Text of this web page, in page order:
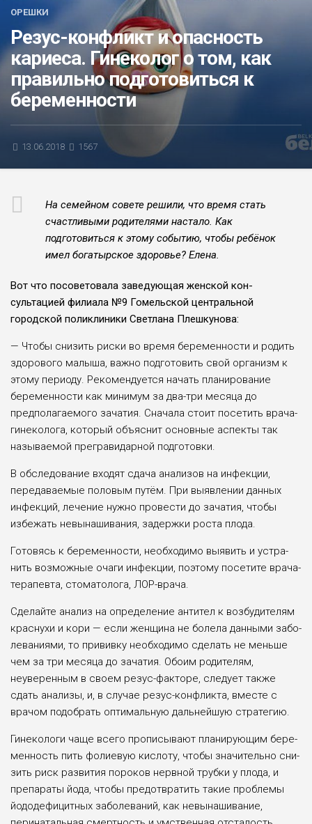
БЛИЦ-ОПРОС
АФИША
ОРЕШКИ
Резус-конфликт и опасность
кариеса. Гинеколог о том, как
правильно подготовиться к
беременности
13.06.2018 1567
На семейном совете решили, что время стать
счастли­выми родителями настало. Как
подготовиться к этому со­бытию, чтобы ребёнок
имел богатырское здоровье? Елена.
Вот что посоветовала заведующая женской кон­
сультацией филиала №9 Гомельской центральной
городской поликлиники Светлана Плешкунова:
— Чтобы снизить риски во время беременности и родить
здорового малыша, важно под­готовить свой организм к
это­му периоду. Рекомендуется начать планирование
беремен­ности как минимум за два-три месяца до
предполагаемого зачатия. Сначала стоит посе­тить врача-
гинеколога, кото­рый объяснит основные аспек­ты так
называемой преграви­дарной подготовки.
В обследование входят сда­ча анализов на инфекции,
передаваемые половым путём. При выявлении данных
инфек­ций, лечение нужно провести до зачатия, чтобы
избежать невынашивания, задержки роста плода.
Готовясь к беременности, необходимо выявить и устра­
нить возможные очаги инфек­ции, поэтому посетите врача-
терапевта, стоматолога, ЛОР-врача.
Сделайте анализ на опреде­ление антител к возбудителям
краснухи и кори — если жен­щина не болела данными забо­
леваниями, то прививку необ­ходимо сделать не меньше
чем за три месяца до зачатия. Обо­им родителям,
неуверенным в своем резус-факторе, следует также
сдать анализы, и, в слу­чае резус-конфликта, вместе с
врачом подобрать оптималь­ную дальнейшую стратегию.
Гинекологи чаще всего про­писывают планирующим бере­
менность пить фолиевую кис­лоту, чтобы значительно сни­
зить риск развития пороков нервной трубки у плода, и
пре­параты йода, чтобы предот­вратить такие проблемы
йодо­дефицитных заболеваний, как невынашивание,